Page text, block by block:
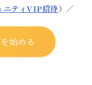
ティVIP招待）／
始める